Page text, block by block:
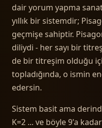
dair yorum yapma
yıllık bir sistemdir;
geçmişe sahiptir.
diliydi - her sayı bir
de bir titreşim olduğu
topladığında, o ismin
edersin.
Sistem basit ama
K=2 ... ve böyle 9'a